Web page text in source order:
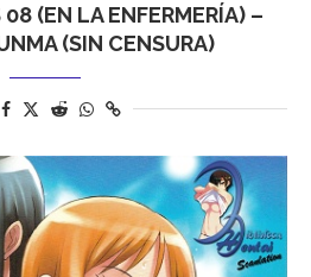
(EN LA ENFERMERÍA) –
(SIN CENSURA)